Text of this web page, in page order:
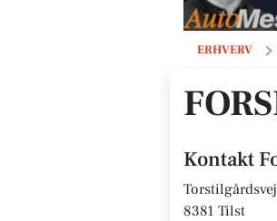
ERHVERV
Kontakt
8381 Tilst